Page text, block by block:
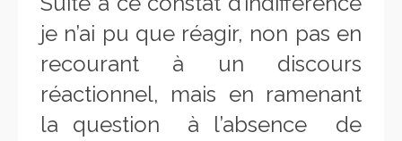
je n’ai pu que réagir, non pas en
recourant à un discours
réactionnel, mais en ramenant
la question à l’absence de